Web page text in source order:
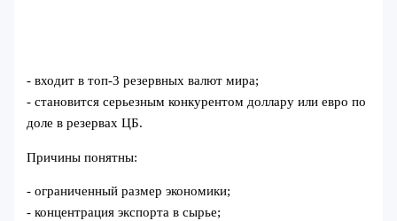
- входит в топ‑3 резервных валют мира;
- становится серьезным конкурентом доллару или евро по
доле в резервах ЦБ.
Причины понятны:
- ограниченный размер экономики;
- концентрация экспорта в сырье;